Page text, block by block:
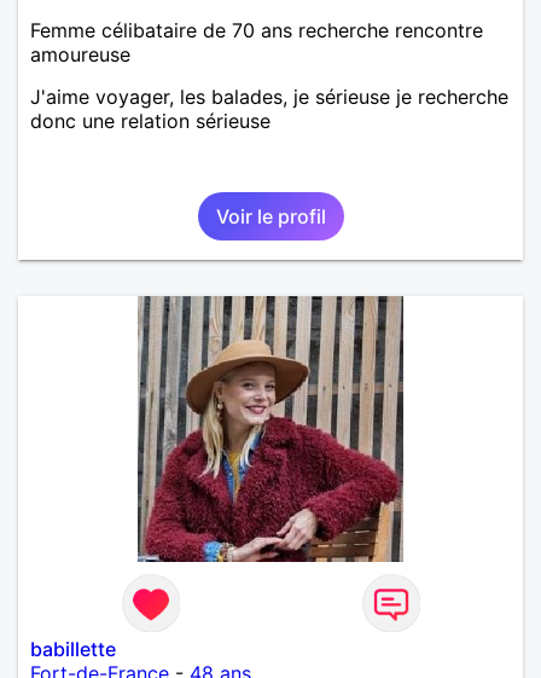
Femme célibataire de 70 ans recherche rencontre
amoureuse
J'aime voyager, les balades, je sérieuse je recherche
donc une relation sérieuse
Voir le profil
babillette
Fort-de-France - 48 ans